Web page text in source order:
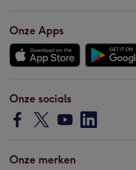
Onze Apps
Onze socials
Onze merken